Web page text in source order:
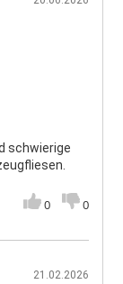
schwierige
0 0
21.02.2026